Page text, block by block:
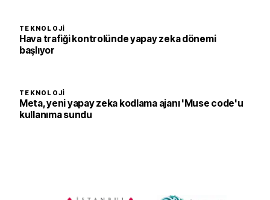
TEKNOLOJI
Hava trafiği kontrolünde yapay zeka dönemi
başlıyor
TEKNOLOJI
Meta, yeni yapay zeka kodlama ajanı 'Muse code'u
kullanıma sundu